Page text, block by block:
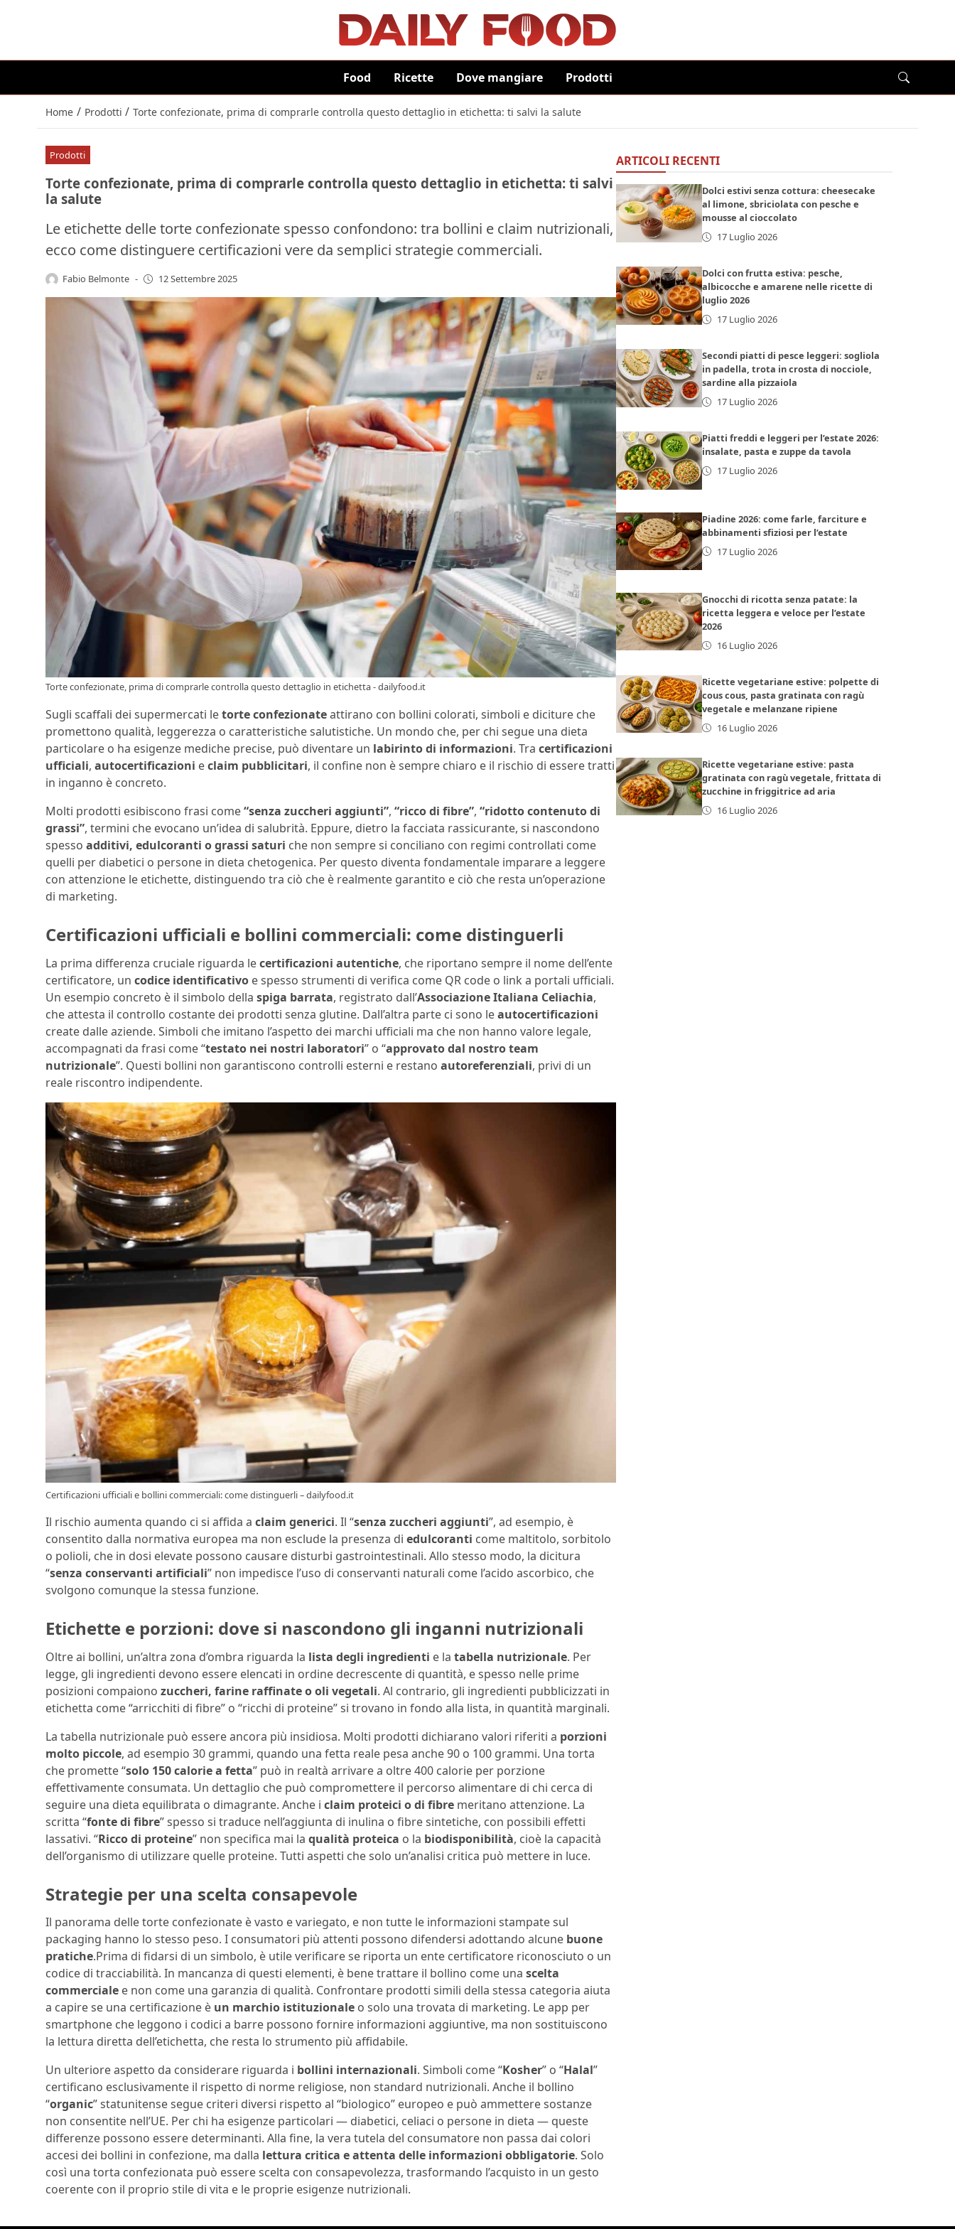
Food Ricette Dove mangiare Prodotti
Home / Prodotti / Torte confezionate, prima di comprarle controlla questo dettaglio in etichetta: ti salvi la salute
Prodotti
Torte confezionate, prima di comprarle controlla questo dettaglio in etichetta: ti salvi
la salute
Le etichette delle torte confezionate spesso confondono: tra bollini e claim nutrizionali,
ecco come distinguere certificazioni vere da semplici strategie commerciali.
Fabio Belmonte - 12 Settembre 2025
Torte confezionate, prima di comprarle controlla questo dettaglio in etichetta - dailyfood.it
Sugli scaffali dei supermercati letorte confezionateattirano con bollini colorati, simboli e diciture che
promettono qualità, leggerezza o caratteristiche salutistiche. Un mondo che, per chi segue una dieta
particolare o ha esigenze mediche precise, può diventare un labirinto di informazioni. Tra certificazioni
ufficiali, autocertificazioni eclaim pubblicitari, il confine non è sempre chiaro e il rischio di essere tratti
in inganno è concreto.
Molti prodotti esibiscono frasi come“senza zuccheri aggiunti”, “ricco di fibre”, “ridotto contenuto di
grassi”, termini che evocano un’idea di salubrità. Eppure, dietro la facciata rassicurante, si nascondono
spesso additivi, edulcoranti o grassi saturi che non sempre si conciliano con regimi controllati come
quelli per diabetici o persone in dieta chetogenica. Per questo diventa fondamentale imparare a leggere
con attenzione le etichette, distinguendo tra ciò che è realmente garantito e ciò che resta un’operazione
di marketing.
Certificazioni ufficiali e bollini commerciali: come distinguerli
La prima differenza cruciale riguarda lecertificazioni autentiche, che riportano sempre il nome dell’ente
certificatore, un codice identificativo e spesso strumenti di verifica come QR code o link a portali ufficiali.
Un esempio concreto è il simbolo della spiga barrata, registrato dall’Associazione Italiana Celiachia,
che attesta il controllo costante dei prodotti senza glutine. Dall’altra parte ci sono leautocertificazioni
create dalle aziende. Simboli che imitano l’aspetto dei marchi ufficiali ma che non hanno valore legale,
accompagnati da frasi come “testato nei nostri laboratori” o “approvato dal nostro team
nutrizionale”. Questi bollini non garantiscono controlli esterni e restano autoreferenziali, privi di un
reale riscontro indipendente.
Certificazioni ufficiali e bollini commerciali: come distinguerli – dailyfood.it
Il rischio aumenta quando ci si affida a claim generici. Il “senza zuccheri aggiunti”, ad esempio, è
consentito dalla normativa europea ma non esclude la presenza di edulcoranti come maltitolo, sorbitolo
o polioli, che in dosi elevate possono causare disturbi gastrointestinali. Allo stesso modo, la dicitura
“senza conservanti artificiali” non impedisce l’uso di conservanti naturali come l’acido ascorbico, che
svolgono comunque la stessa funzione.
Etichette e porzioni: dove si nascondono gli inganni nutrizionali
Oltre ai bollini, un’altra zona d’ombra riguarda la lista degli ingredienti e la tabella nutrizionale. Per
legge, gli ingredienti devono essere elencati in ordine decrescente di quantità, e spesso nelle prime
posizioni compaiono zuccheri, farine raffinate o oli vegetali. Al contrario, gli ingredienti pubblicizzati in
etichetta come “arricchiti di fibre” o “ricchi di proteine” si trovano in fondo alla lista, in quantità marginali.
La tabella nutrizionale può essere ancora più insidiosa. Molti prodotti dichiarano valori riferiti a porzioni
molto piccole, ad esempio 30 grammi, quando una fetta reale pesa anche 90 o 100 grammi. Una torta
che promette “solo 150 calorie a fetta” può in realtà arrivare a oltre 400 calorie per porzione
effettivamente consumata. Un dettaglio che può compromettere il percorso alimentare di chi cerca di
seguire una dieta equilibrata o dimagrante. Anche i claim proteici o di fibre meritano attenzione. La
scritta “fonte di fibre” spesso si traduce nell’aggiunta di inulina o fibre sintetiche, con possibili effetti
lassativi. “Ricco di proteine” non specifica mai la qualità proteica o la biodisponibilità, cioè la capacità
dell’organismo di utilizzare quelle proteine. Tutti aspetti che solo un’analisi critica può mettere in luce.
Strategie per una scelta consapevole
Il panorama delle torte confezionate è vasto e variegato, e non tutte le informazioni stampate sul
packaging hanno lo stesso peso. I consumatori più attenti possono difendersi adottando alcune buone
pratiche.Prima di fidarsi di un simbolo, è utile verificare se riporta un ente certificatore riconosciuto o un
codice di tracciabilità. In mancanza di questi elementi, è bene trattare il bollino come una scelta
commerciale e non come una garanzia di qualità. Confrontare prodotti simili della stessa categoria aiuta
a capire se una certificazione è un marchio istituzionale o solo una trovata di marketing. Le app per
smartphone che leggono i codici a barre possono fornire informazioni aggiuntive, ma non sostituiscono
la lettura diretta dell’etichetta, che resta lo strumento più affidabile.
Un ulteriore aspetto da considerare riguarda i bollini internazionali. Simboli come “Kosher” o “Halal”
certificano esclusivamente il rispetto di norme religiose, non standard nutrizionali. Anche il bollino
“organic” statunitense segue criteri diversi rispetto al “biologico” europeo e può ammettere sostanze
non consentite nell’UE. Per chi ha esigenze particolari — diabetici, celiaci o persone in dieta — queste
differenze possono essere determinanti. Alla fine, la vera tutela del consumatore non passa dai colori
accesi dei bollini in confezione, ma dalla lettura critica e attenta delle informazioni obbligatorie. Solo
così una torta confezionata può essere scelta con consapevolezza, trasformando l’acquisto in un gesto
coerente con il proprio stile di vita e le proprie esigenze nutrizionali.
ARTICOLI RECENTI
Dolci estivi senza cottura: cheesecake
al limone, sbriciolata con pesche e
mousse al cioccolato
17 Luglio 2026
Dolci con frutta estiva: pesche,
albicocche e amarene nelle ricette di
luglio 2026
17 Luglio 2026
Secondi piatti di pesce leggeri: sogliola
in padella, trota in crosta di nocciole,
sardine alla pizzaiola
17 Luglio 2026
Piatti freddi e leggeri per l’estate 2026:
insalate, pasta e zuppe da tavola
17 Luglio 2026
Piadine 2026: come farle, farciture e
abbinamenti sfiziosi per l’estate
17 Luglio 2026
Gnocchi di ricotta senza patate: la
ricetta leggera e veloce per l’estate
2026
16 Luglio 2026
Ricette vegetariane estive: polpette di
cous cous, pasta gratinata con ragù
vegetale e melanzane ripiene
16 Luglio 2026
Ricette vegetariane estive: pasta
gratinata con ragù vegetale, frittata di
zucchine in friggitrice ad aria
16 Luglio 2026